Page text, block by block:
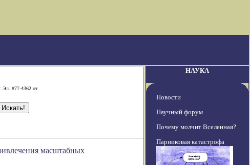
Эл. #77-4362 от
масштабных
НАУКА
Новости
Научный форум
Почему молчит Вселенная?
Парниковая катастрофа